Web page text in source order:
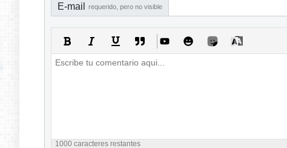
E-mail requerido, pero no visible
1000 caracteres restantes